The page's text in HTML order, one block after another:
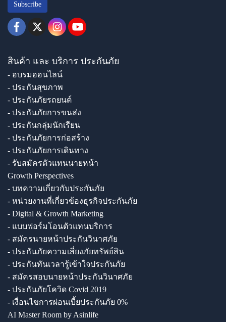
Subscribe
สินค้า และ บริการ ประกันภัย
- อบรมออนไลน์
- ประกันสุขภาพ
- ประกันภัยรถยนต์
- ประกันภัยการขนส่ง
- ประกันกลุ่มนักเรียน
- ประกันภัยการก่อสร้าง
- ประกันภัยการเดินทาง
- รับสมัครตัวแทนนายหน้า
Growth Perspectives
- บทความเกี่ยวกับประกันภัย
- หน่วยงานที่เกี่ยวข้องธุรกิจประกันภัย
- Digital & Growth Marketing
- แบบฟอร์มโอนตัวแทนบริการ
- สมัครนายหน้าประกันวินาศภัย
- ประกันภัยความเสี่ยงภัยทรัพย์สิน
- ประกันทันเวลารู้เข้าใจประกันภัย
- สมัครสอบนายหน้าประกันวินาศภัย
- ประกันภัยโควิด Covid 2019
- เงื่อนไขการผ่อนเบี้ยประกันภัย 0%
AI Master Room by Asinlife